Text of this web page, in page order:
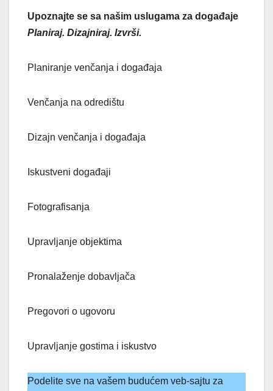
Upoznajte se sa našim uslugama za događaje
Planiraj. Dizajniraj. Izvrši.
Planiranje venčanja i događaja
Venčanja na odredištu
Dizajn venčanja i događaja
Iskustveni događaji
Fotografisanja
Upravljanje objektima
Pronalaženje dobavljača
Pregovori o ugovoru
Upravljanje gostima i iskustvo
Podelite sve na vašem budućem veb-sajtu za